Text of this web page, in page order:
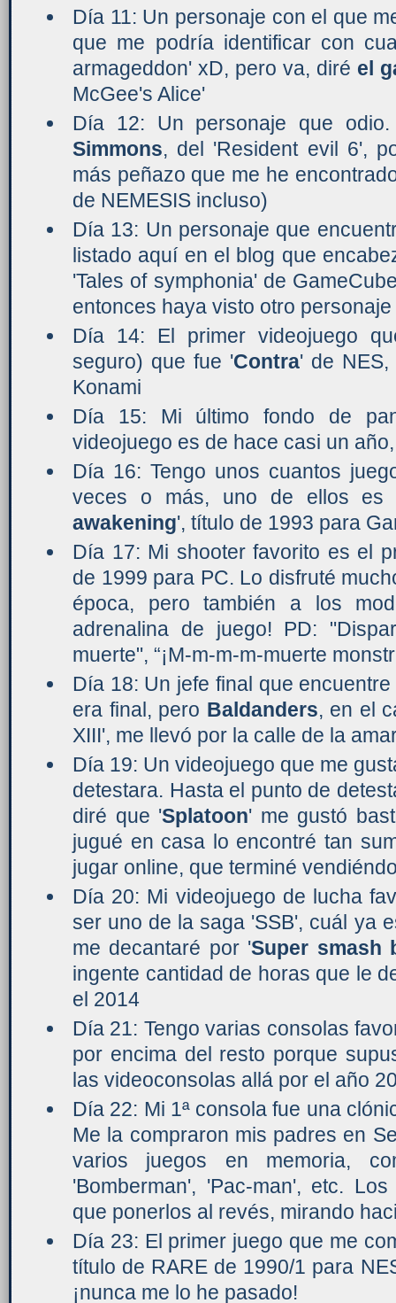
Día 11: Un personaje con el que
que me podría identificar con
armageddon' xD, pero va, diré el
McGee's Alice'
Día 12: Un personaje que
Simmons, del 'Resident evil 6',
más peñazo que me he
de NEMESIS incluso)
Día 13: Un personaje que
listado aquí en el blog que
'Tales of symphonia' de
entonces haya visto otro
Día 14: El primer videojuego
seguro) que fue 'Contra' de
Konami
Día 15: Mi último fondo de
videojuego es de hace casi un
Día 16: Tengo unos cuantos
veces o más, uno de ellos es
awakening', título de 1993 para
Día 17: Mi shooter favorito es el
de 1999 para PC. Lo disfruté
época, pero también a los
adrenalina de juego! PD:
muerte", “¡M-m-m-m-muerte
Día 18: Un jefe final que
era final, pero Baldanders, en el
XIII', me llevó por la calle de la
Día 19: Un videojuego que me
detestara. Hasta el punto de
diré que 'Splatoon' me gustó
jugué en casa lo encontré tan
jugar online, que terminé
Día 20: Mi videojuego de lucha
ser uno de la saga 'SSB', cuál ya
me decantaré por 'Super smash
ingente cantidad de horas que le
el 2014
Día 21: Tengo varias consolas
por encima del resto porque
las videoconsolas allá por el año
Día 22: Mi 1ª consola fue una
Me la compraron mis padres en
varios juegos en memoria,
'Bomberman', 'Pac-man', etc.
que ponerlos al revés, mirando
Día 23: El primer juego que me
título de RARE de 1990/1 para
¡nunca me lo he pasado!